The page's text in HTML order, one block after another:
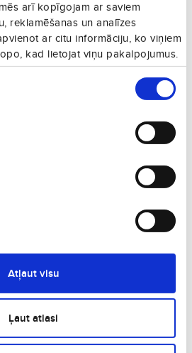
arī kopīgojam ar saviem
reklamēšanas un analīzes
ar citu informāciju, ko viņiem
kad lietojat viņu pakalpojumus.
Atļaut visu
Ļaut atlasi